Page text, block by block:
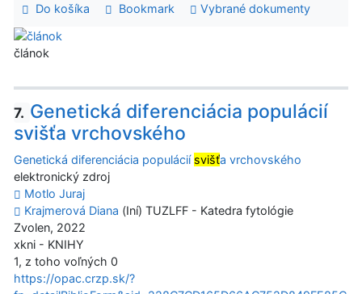
Do košíka Bookmark Vybrané dokumenty
článok
7. Genetická diferenciácia populácií
svišťa vrchovského
Genetická diferenciácia populácií svišťa vrchovského
elektronický zdroj
Motlo Juraj
Krajmerová Diana (Iní) TUZLFF - Katedra fytológie
Zvolen, 2022
xkni - KNIHY
1, z toho voľných 0
https://opac.crzp.sk/?